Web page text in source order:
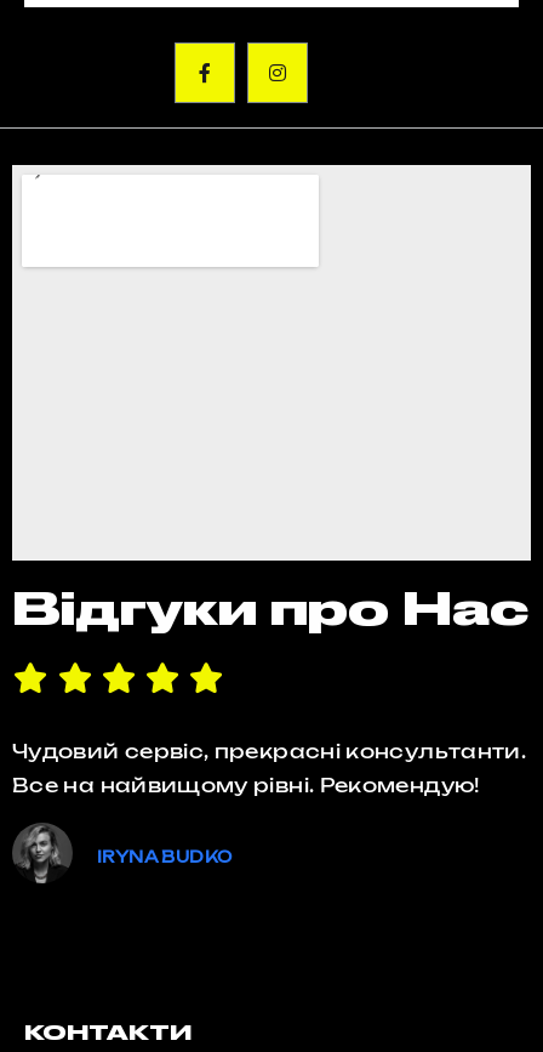
КОНТАКТИ
Відгуки про Нас
Чудовий сервіс, прекрасні консультанти.
Все на найвищому рівні. Рекомендую!
IRYNA BUDKO